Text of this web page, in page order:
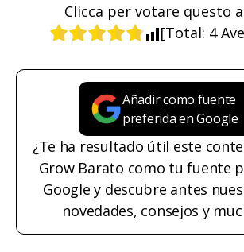
Clicca per votare questo
[Total: 4
Añadir como fuente
preferida en Google
¿Te ha resultado útil este
Grow Barato como tu fuente
Google y descubre antes
novedades, consejos y